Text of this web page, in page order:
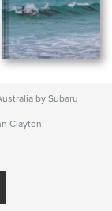
by Subaru
Clayton